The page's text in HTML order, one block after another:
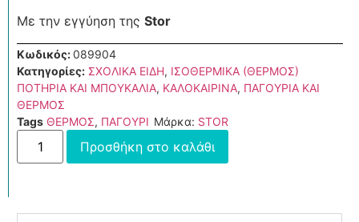
Με την εγγύηση της Stor
Κωδικός:089904
Κατηγορίες: ΣΧΟΛΙΚΑ ΕΙΔΗ, ΙΣΟΘΕΡΜΙΚΑ (ΘΕΡΜΟΣ)
ΠΟΤΗΡΙΑ ΚΑΙ ΜΠΟΥΚΑΛΙΑ, ΚΑΛΟΚΑΙΡΙΝΑ, ΠΑΓΟΥΡΙΑ ΚΑΙ
ΘΕΡΜΟΣ
Tags ΘΕΡΜΟΣ, ΠΑΓΟΥΡΙ Μάρκα: STOR
Προσθήκη στο καλάθι